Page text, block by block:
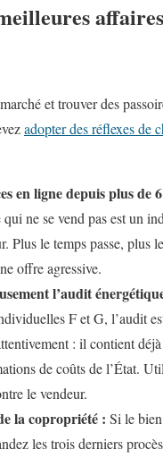
affaires
et trouver des
adopter des réflexes de
en ligne depuis plus de
ne se vend pas est un
Plus le temps passe, plus
offre agressive.
l’audit
F et G, l’audit
: il contient
de coûts de l’État.
le vendeur.
la copropriété : Si le
les trois derniers